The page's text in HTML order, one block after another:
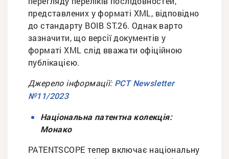
представлених у форматі XML, відповідно
до стандарту ВОІВ ST.26. Однак варто
зазначити, що версії документів у
форматі XML слід вважати офіційною
публікацією.
Джерело інформації: PCT Newsletter
№11/2023
Національна патентна колекція:
Монако
PATENTSCOPE тепер включає національну